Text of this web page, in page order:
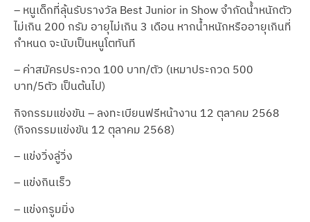
– หนูเด็กที่ลุ้นรับรางวัล Best Junior in Show จำกัดน้ำหนักตัว
ไม่เกิน 200 กรัม อายุไม่เกิน 3 เดือน หากน้ำหนักหรืออายุเกินที่
กำหนด จะนับเป็นหนูโตทันที
– ค่าสมัครประกวด 100 บาท/ตัว (เหมาประกวด 500
บาท/5ตัว เป็นต้นไป)
กิจกรรมแข่งขัน – ลงทะเบียนฟรีหน้างาน 12 ตุลาคม 2568
(กิจกรรมแข่งขัน 12 ตุลาคม 2568)
– แข่งวิ่งลู่วิ่ง
– แข่งกินเร็ว
– แข่งกรูมมิ่ง